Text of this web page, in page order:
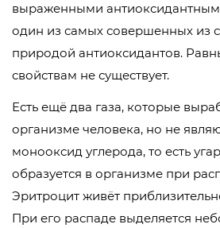
выраженными
один из самых совершенных из
природой антиоксидантов.
свойствам не существует.
Есть ещё два газа, которые
организме человека, но не
монооксид углерода, то есть
образуется в организме при
Эритроцит живёт
При его распаде выделяется